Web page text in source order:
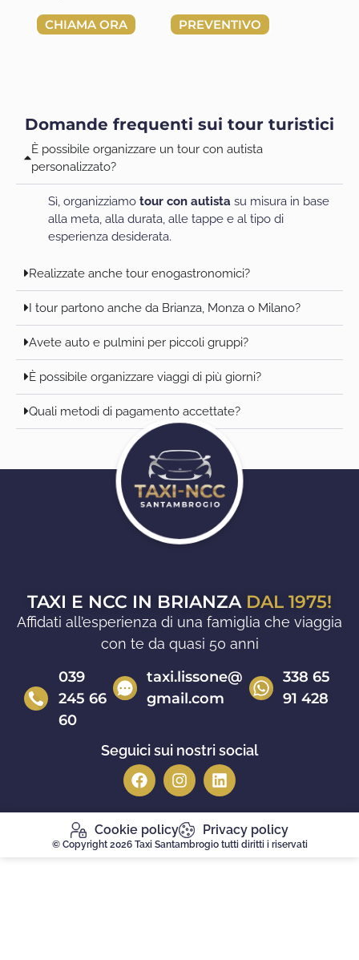
CHIAMA ORA PREVENTIVO
Domande frequenti sui tour turistici
È possibile organizzare un tour con autista
personalizzato?
Sì, organizziamo tour con autista su misura in base
alla meta, alla durata, alle tappe e al tipo di
esperienza desiderata.
Realizzate anche tour enogastronomici?
I tour partono anche da Brianza, Monza o Milano?
Avete auto e pulmini per piccoli gruppi?
È possibile organizzare viaggi di più giorni?
Quali metodi di pagamento accettate?
TAXI E NCC IN BRIANZA DAL 1975!
Affidati all’esperienza di una famiglia che viaggia
con te da quasi 50 anni
039
245 66
60
taxi.lissone@
gmail.com
338 65
91 428
Seguici sui nostri social
© Copyright 2026 Taxi Santambrogio tutti diritti i riservati
Cookie policy Privacy policy